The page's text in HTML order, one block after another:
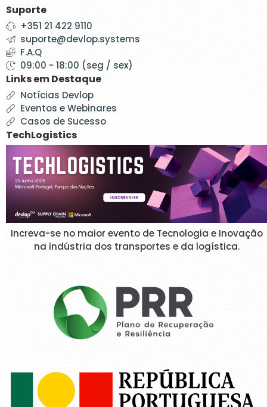
Suporte
+351 21 422 9110
suporte@devlop.systems
F.A.Q
09:00 - 18:00 (seg / sex)
Links em Destaque
Notícias Devlop
Eventos e Webinares
Casos de Sucesso
TechLogistics
Increva-se no maior evento de Tecnologia e Inovação
na indústria dos transportes e da logística.